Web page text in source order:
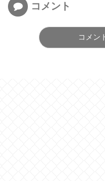
コメント
コメン